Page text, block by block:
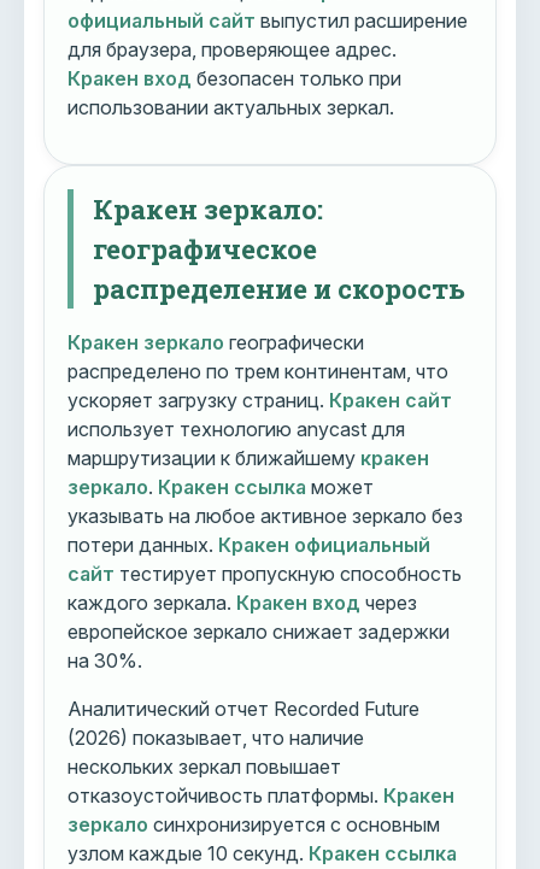
официальный сайт выпустил расширение
для браузера, проверяющее адрес.
Кракен вход безопасен только при
использовании актуальных зеркал.
Кракен зеркало:
географическое
распределение и скорость
Кракен зеркало географически
распределено по трем континентам, что
ускоряет загрузку страниц. Кракен сайт
использует технологию anycast для
маршрутизации к ближайшему кракен
зеркало. Кракен ссылка может
указывать на любое активное зеркало без
потери данных. Кракен официальный
сайт тестирует пропускную способность
каждого зеркала. Кракен вход через
европейское зеркало снижает задержки
на 30%.
Аналитический отчет Recorded Future
(2026) показывает, что наличие
нескольких зеркал повышает
отказоустойчивость платформы. Кракен
зеркало синхронизируется с основным
узлом каждые 10 секунд. Кракен ссылка